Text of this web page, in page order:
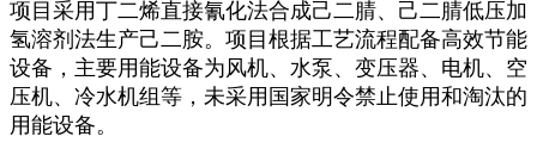
项目采用丁二烯直接氰化法合成己二腈、己二腈低压加
氢溶剂法生产己二胺。项目根据工艺流程配备高效节能
设备，主要用能设备为风机、水泵、变压器、电机、空
压机、冷水机组等，未采用国家明令禁止使用和淘汰的
用能设备。